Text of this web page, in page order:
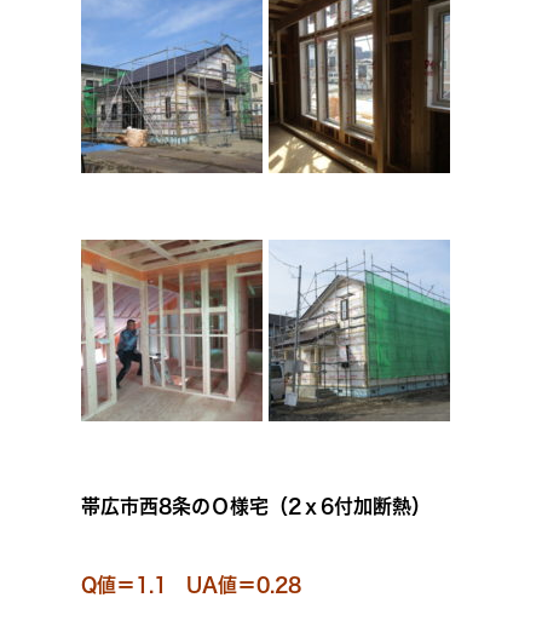
帯広市西8条のＯ様宅（2ｘ6付加断熱）
Q値＝1.1 UA値＝0.28